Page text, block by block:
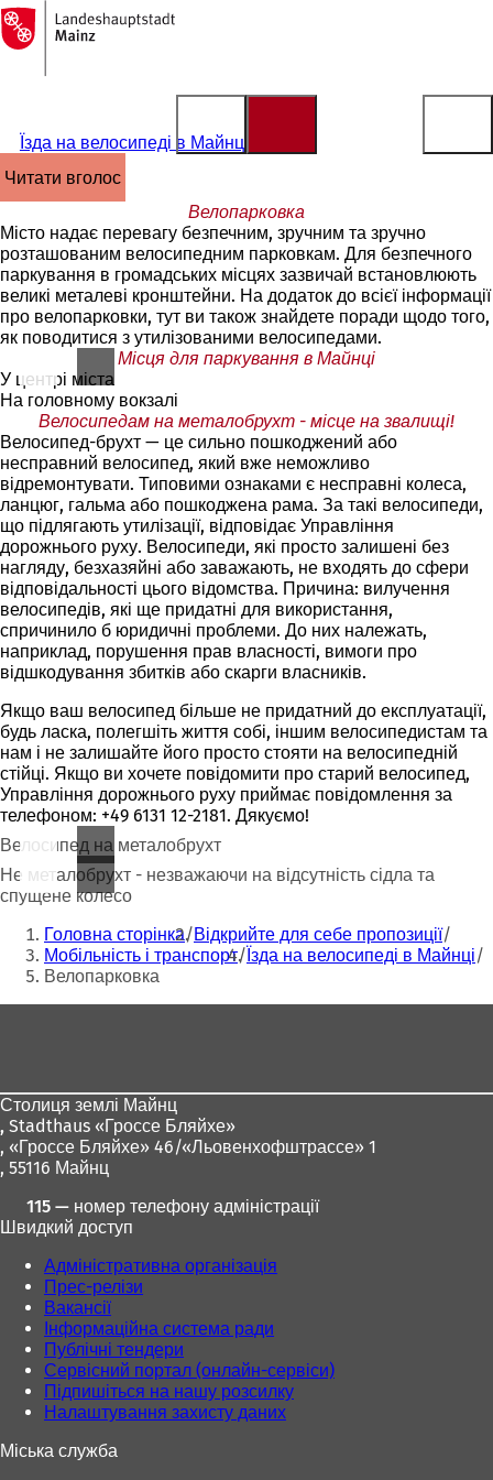
Перейти до змісту
На
головну
сторінку
Їзда на велосипеді в Майнці
читати вголос
Велопарковка
Місто надає перевагу безпечним, зручним та зручно
розташованим велосипедним парковкам. Для безпечного
паркування в громадських місцях зазвичай встановлюють
великі металеві кронштейни. На додаток до всієї інформації
про велопарковки, тут ви також знайдете поради щодо того,
як поводитися з утилізованими велосипедами.
Місця для паркування в Майнці
У центрі міста
На головному вокзалі
Велосипедам на металобрухт - місце на звалищі!
Велосипед-брухт — це сильно пошкоджений або
несправний велосипед, який вже неможливо
відремонтувати. Типовими ознаками є несправні колеса,
ланцюг, гальма або пошкоджена рама. За такі велосипеди,
що підлягають утилізації, відповідає Управління
дорожнього руху. Велосипеди, які просто залишені без
нагляду, безхазяйні або заважають, не входять до сфери
відповідальності цього відомства. Причина: вилучення
велосипедів, які ще придатні для використання,
спричинило б юридичні проблеми. До них належать,
наприклад, порушення прав власності, вимоги про
відшкодування збитків або скарги власників.
Якщо ваш велосипед більше не придатний до експлуатації,
будь ласка, полегшіть життя собі, іншим велосипедистам та
нам і не залишайте його просто стояти на велосипедній
стійці. Якщо ви хочете повідомити про старий велосипед,
Управління дорожнього руху приймає повідомлення за
телефоном: +49 6131 12-2181. Дякуємо!
Велосипед на металобрухт
Не металобрухт - незважаючи на відсутність сідла та
спущене колесо
Ти
тут:
Головна сторінка Відкрийте для себе пропозиції
Мобільність і транспорт Їзда на велосипеді в Майнці
Велопарковка
Столиця землі Майнц
, Stadthaus «Гроссе Бляйхе»
, «Гроссе Бляйхе» 46/«Льовенхофштрассе» 1
, 55116 Майнц
115 — номер телефону адміністрації
Швидкий доступ
Адміністративна організація
Прес-релізи
Вакансії
Інформаційна система ради
Публічні тендери
Сервісний портал (онлайн-сервіси)
Підпишіться на нашу розсилку
Налаштування захисту даних
Міська служба